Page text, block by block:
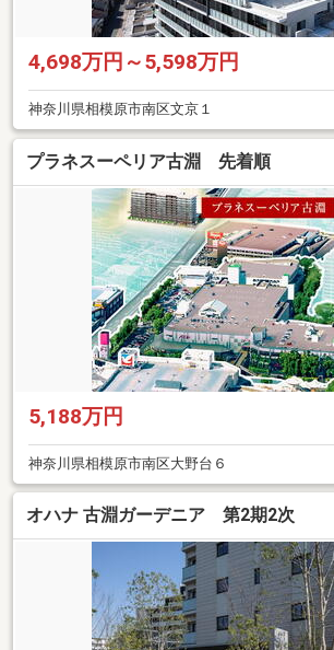
4,698万円～5,598万円
神奈川県相模原市南区文京１
プラネスーペリア古淵 先着順
5,188万円
神奈川県相模原市南区大野台６
オハナ 古淵ガーデニア 第2期2次